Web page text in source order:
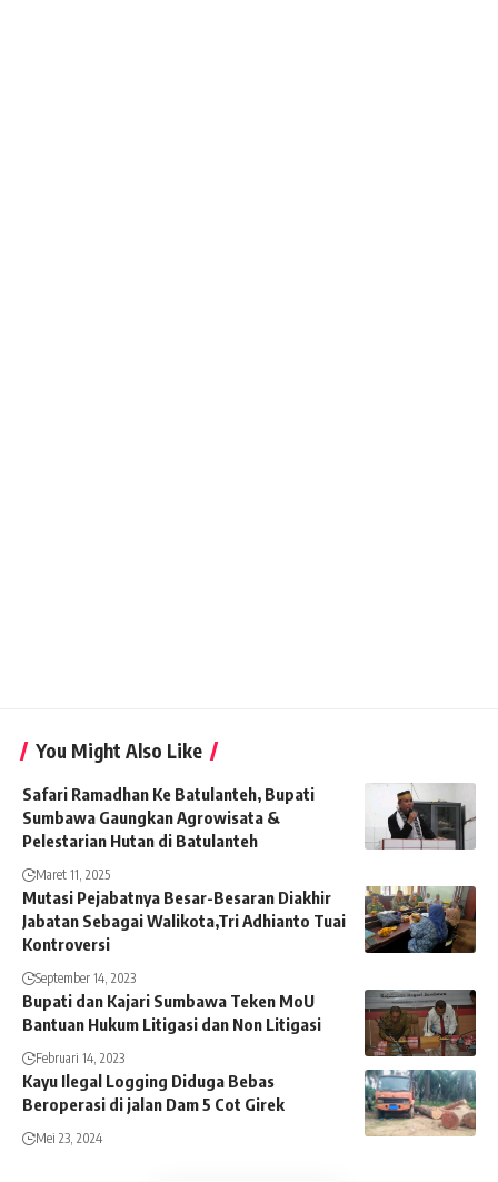
You Might Also Like
Safari Ramadhan Ke Batulanteh, Bupati
Sumbawa Gaungkan Agrowisata &
Pelestarian Hutan di Batulanteh
Maret 11, 2025
Mutasi Pejabatnya Besar-Besaran Diakhir
Jabatan Sebagai Walikota,Tri Adhianto Tuai
Kontroversi
September 14, 2023
Bupati dan Kajari Sumbawa Teken MoU
Bantuan Hukum Litigasi dan Non Litigasi
Februari 14, 2023
Kayu Ilegal Logging Diduga Bebas
Beroperasi di jalan Dam 5 Cot Girek
Mei 23, 2024